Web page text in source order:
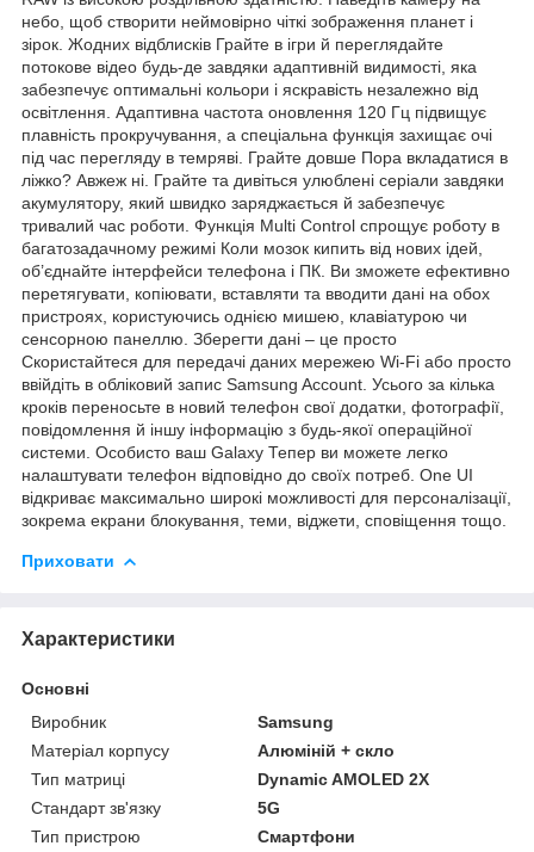
небо, щоб створити неймовірно чіткі зображення планет і
зірок. Жодних відблисків Грайте в ігри й переглядайте
потокове відео будь-де завдяки адаптивній видимості, яка
забезпечує оптимальні кольори і яскравість незалежно від
освітлення. Адаптивна частота оновлення 120 Гц підвищує
плавність прокручування, а спеціальна функція захищає очі
під час перегляду в темряві. Грайте довше Пора вкладатися в
ліжко? Авжеж ні. Грайте та дивіться улюблені серіали завдяки
акумулятору, який швидко заряджається й забезпечує
тривалий час роботи. Функція Multi Control спрощує роботу в
багатозадачному режимі Коли мозок кипить від нових ідей,
об’єднайте інтерфейси телефона і ПК. Ви зможете ефективно
перетягувати, копіювати, вставляти та вводити дані на обох
пристроях, користуючись однією мишею, клавіатурою чи
сенсорною панеллю. Зберегти дані – це просто
Скористайтеся для передачі даних мережею Wi-Fi або просто
ввійдіть в обліковий запис Samsung Account. Усього за кілька
кроків переносьте в новий телефон свої додатки, фотографії,
повідомлення й іншу інформацію з будь-якої операційної
системи. Особисто ваш Galaxy Тепер ви можете легко
налаштувати телефон відповідно до своїх потреб. One UI
відкриває максимально широкі можливості для персоналізації,
зокрема екрани блокування, теми, віджети, сповіщення тощо.
Приховати
Характеристики
Основні
Виробник
Samsung
Матеріал корпусу
Алюміній + скло
Тип матриці
Dynamic AMOLED 2X
Стандарт зв'язку
5G
Тип пристрою
Смартфони